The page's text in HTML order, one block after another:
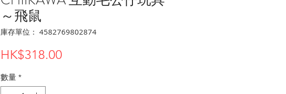
～飛鼠
庫存單位： 4582769802874
HK$318.00
數量 *